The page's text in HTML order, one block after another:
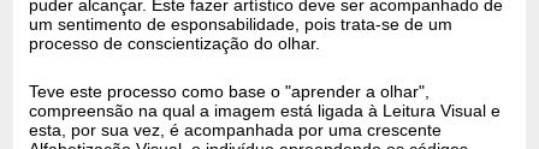
puder alcançar. Este fazer artístico deve ser acompanhado de
um sentimento de esponsabilidade, pois trata-se de um
processo de conscientização do olhar.
Teve este processo como base o "aprender a olhar",
compreensão na qual a imagem está ligada à Leitura Visual e
esta, por sua vez, é acompanhada por uma crescente